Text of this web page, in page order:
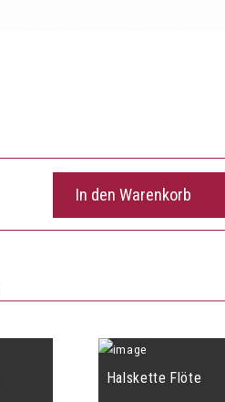
In den Warenkorb
Halskette Flöte